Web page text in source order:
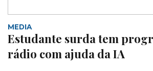
MEDIA
Estudante surda tem
rádio com ajuda da IA